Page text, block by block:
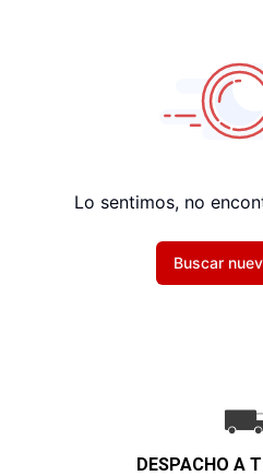
Lo sentimos, no
Buscar
DESPACHO A